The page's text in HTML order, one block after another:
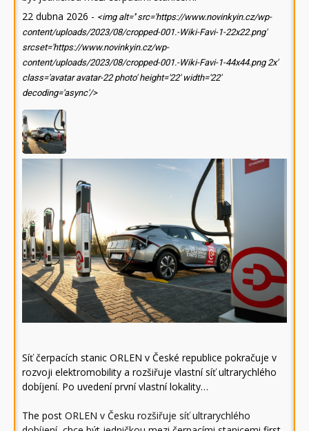
22 dubna 2026 - <img alt='' src='https://www.novinkyin.cz/wp-
content/uploads/2023/08/cropped-001.-Wiki-Favi-1-22x22.png'
srcset='https://www.novinkyin.cz/wp-
content/uploads/2023/08/cropped-001.-Wiki-Favi-1-44x44.png 2x'
class='avatar avatar-22 photo' height='22' width='22'
decoding='async'/>
Síť čerpacích stanic ORLEN v České republice pokračuje v
rozvoji elektromobility a rozšiřuje vlastní síť ultrarychlého
dobíjení. Po uvedení první vlastní lokality…
The post ORLEN v Česku rozšiřuje síť ultrarychlého